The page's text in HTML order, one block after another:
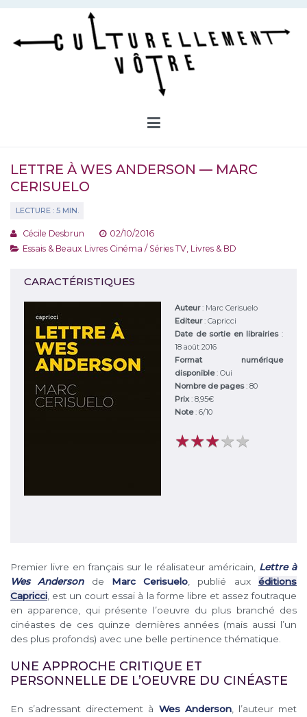
Aller
contenu
LETTRE À WES ANDERSON — MARC
CERISUELO
Cécile Desbrun
02/10/2016
Essais & Beaux Livres Cinéma / Séries TV Livres & BD
CARACTÉRISTIQUES
Auteur: Marc Cerisuelo
Editeur: Capricci
Date de sortie en librairies :
18 août 2016
Format numérique
disponible: Oui
Nombre de pages: 80
Prix: 8,95€
Note: 6/10
★★★★★
★★★★★
Premier livre en français sur le réalisateur américain, Lettre à
Wes Andersonde Marc Cerisuelo , publié auxéditions
Capricci , est un court essai à la forme libre et assez foutraque
en apparence, qui présente l’oeuvre du plus branché des
cinéastes de ces quinze dernières années (mais aussi l’un
des plus profonds) avec une belle pertinence thématique.
UNE APPROCHE CRITIQUE ET
PERSONNELLE DE L’OEUVRE DU CINÉASTE
En s’adressant directement à Wes Anderson, l’auteur met